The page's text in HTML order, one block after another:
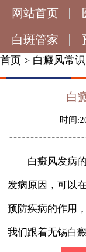
网站首页
白斑管家
首页 > 白癜风常识
白
时间
白癜风发病的
发病原因，可以
预防疾病的作用
我们跟着无锡白